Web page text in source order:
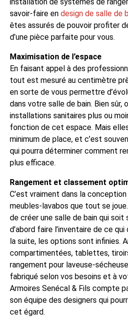
savoir-faire en design de salle de
êtes assurés de pouvoir profiter
d’une pièce parfaite pour vous.
Maximisation de l’espace
En faisant appel à des
tout est mesuré au centimètre
en sorte de vous permettre
dans votre salle de bain. Bien sûr,
installations sanitaires plus ou
fonction de cet espace. Mais
minimum de place, et c’est
qui pourra déterminer comment
plus efficace.
Rangement et classement
C’est vraiment dans la
meubles-lavabos que tout se
de créer une salle de bain qui soit
d’abord faire l’inventaire de ce
la suite, les options sont infinies.
compartimentées, tablettes,
rangement pour laveuse-
fabriqué selon vos besoins et à
Armoires Senécal & Fils compte
son équipe des designers qui
cet égard.